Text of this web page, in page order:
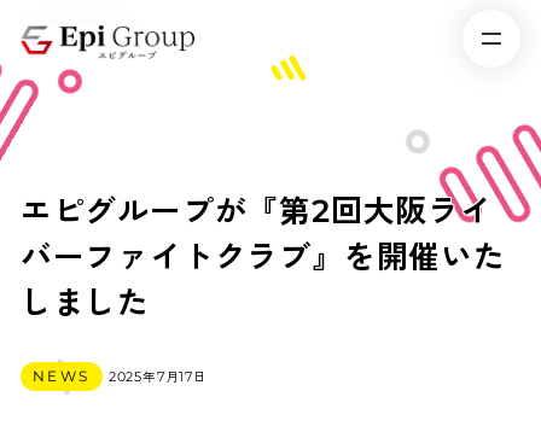
エピグループが『第2回大阪ライ
バーファイトクラブ』を開催いた
しました
投稿日
2025年7月17日
カテゴリー
NEWS